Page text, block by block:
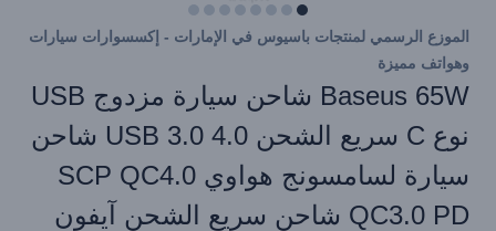
الموزع الرسمي لمنتجات باسيوس في الإمارات - إكسسوارات سيارات
وهواتف مميزة
Baseus 65W شاحن سيارة مزدوج USB
نوع C سريع الشحن 4.0 3.0 USB شاحن
سيارة لسامسونج هواوي SCP QC4.0
QC3.0 PD شاحن سريع الشحن آيفون